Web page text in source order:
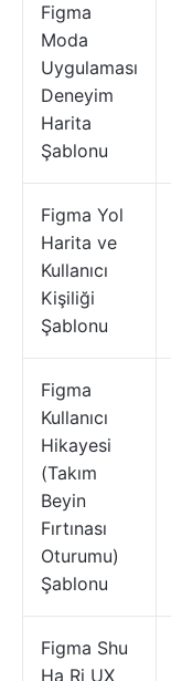
Figma
Moda
Uygulaması
Deneyim
Harita
Şablonu
Figma Yol
Harita ve
Kullanıcı
Kişiliği
Şablonu
Figma
Kullanıcı
Hikayesi
(Takım
Beyin
Fırtınası
Oturumu)
Şablonu
Figma Shu
Ha Ri UX